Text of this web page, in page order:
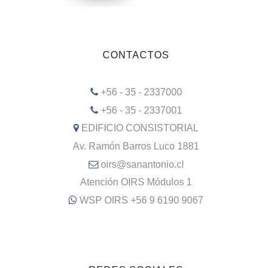
CONTACTOS
+56 - 35 - 2337000
+56 - 35 - 2337001
EDIFICIO CONSISTORIAL
Av. Ramón Barros Luco 1881
oirs@sanantonio.cl
Atención OIRS Módulos 1
WSP OIRS +56 9 6190 9067